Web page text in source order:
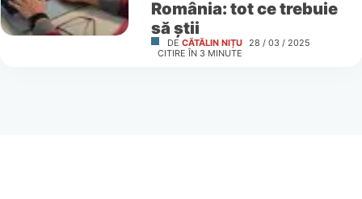
România: tot ce trebuie
să știi
DE CĂTĂLIN NIȚU 28 / 03 / 2025
CITIRE ÎN 3 MINUTE